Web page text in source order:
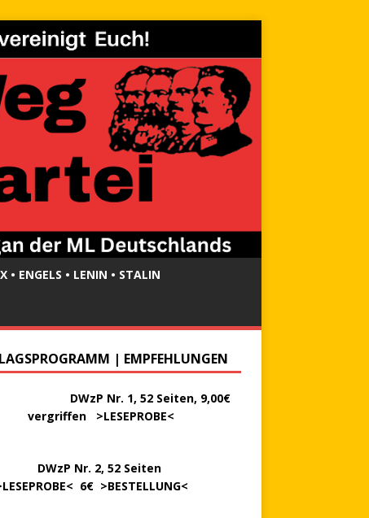
• ENGELS • LENIN • STALIN
| EMPFEHLUNGEN
DWzP Nr. 1, 52 Seiten, 9,00€
>LESEPROBE<
Nr. 2, 52 Seiten
< 6€ >BESTELLUNG<